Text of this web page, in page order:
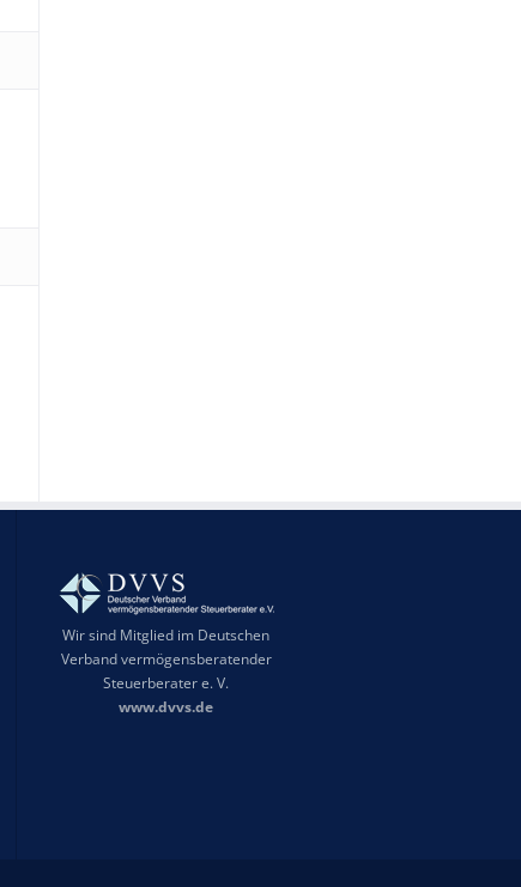
Wir sind Mitglied im Deutschen
Verband vermögensberatender
Steuerberater e. V.
www.dvvs.de